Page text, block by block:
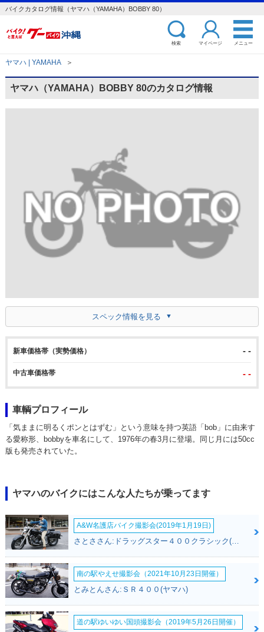
バイクカタログ情報（ヤマハ（YAMAHA）BOBBY 80）
検索 マイページ メニュー
ヤマハ | YAMAHA ＞
ヤマハ（YAMAHA）BOBBY 80のカタログ情報
スペック情報を見る
新車価格帯（実勢価格） - -
中古車価格帯 - -
車輌プロフィール
「気ままに明るくポンとはずむ」という意味を持つ英語「bob」に由来す
る愛称形、bobbyを車名にして、1976年の春3月に登場。同じ月には50cc
版も発売されていた。
ヤマハのバイクにはこんな人たちが乗ってます
A&W名護店バイク撮影会(2019年1月19日)
南の駅やえせ撮影会（2021年10月23日開催）
とみとんさん:ＳＲ４００(ヤマハ)
道の駅ゆいゆい国頭撮影会（2019年5月26日開催）